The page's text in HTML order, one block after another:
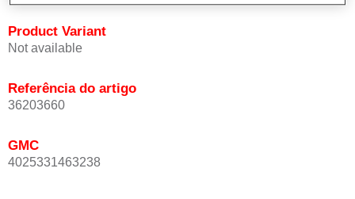
Product Variant
Not available
Referência do artigo
36203660
GMC
4025331463238